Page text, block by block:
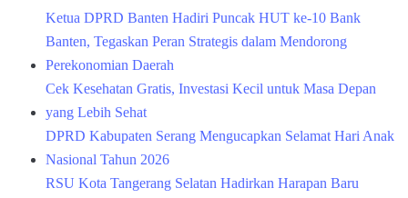
Ketua DPRD Banten Hadiri Puncak HUT ke-10 Bank
Banten, Tegaskan Peran Strategis dalam Mendorong
Perekonomian Daerah
Cek Kesehatan Gratis, Investasi Kecil untuk Masa Depan
yang Lebih Sehat
DPRD Kabupaten Serang Mengucapkan Selamat Hari Anak
Nasional Tahun 2026
RSU Kota Tangerang Selatan Hadirkan Harapan Baru